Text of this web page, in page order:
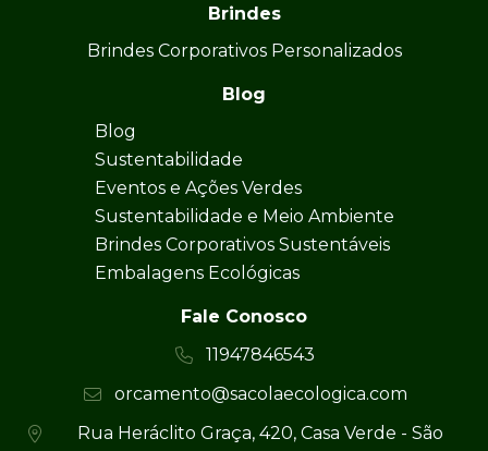
Brindes
Brindes Corporativos Personalizados
Blog
Blog
Sustentabilidade
Eventos e Ações Verdes
Sustentabilidade e Meio Ambiente
Brindes Corporativos Sustentáveis
Embalagens Ecológicas
Fale Conosco
11947846543
orcamento@sacolaecologica.com
Rua Heráclito Graça, 420, Casa Verde - São